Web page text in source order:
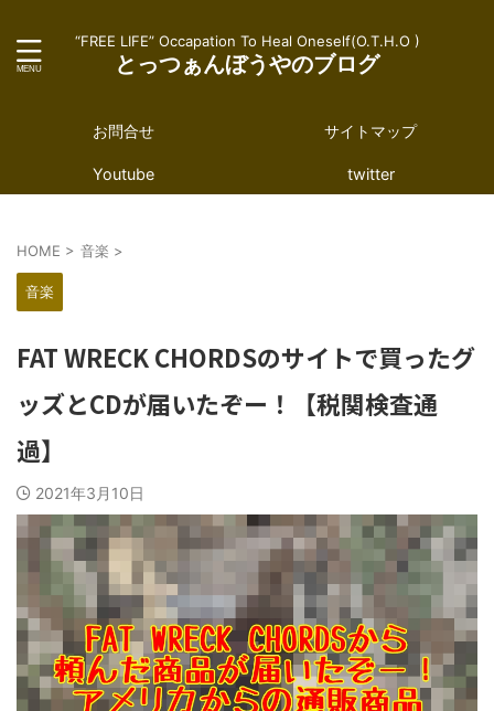
“FREE LIFE” Occapation To Heal Oneself(O.T.H.O )
とっつぁんぼうやのブログ
お問合せ サイトマップ
Youtube twitter
HOME > 音楽 >
音楽
FAT WRECK CHORDSのサイトで買ったグ
ッズとCDが届いたぞー！【税関検査通
過】
2021年3月10日